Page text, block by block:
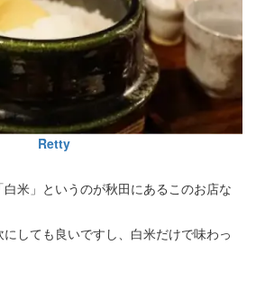
Retty
米」というのが秋田にあるこのお店な
しても良いですし、白米だけで味わっ